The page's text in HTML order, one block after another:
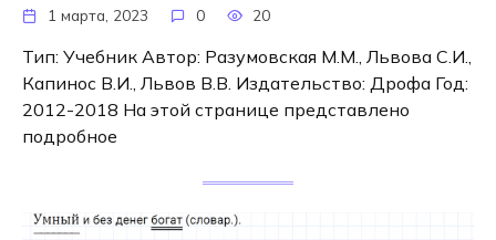
1 марта, 2023 0 20
Тип: Учебник Автор: Разумовская М.М., Львова С.И.,
Капинос В.И., Львов В.В. Издательство: Дрофа Год:
2012-2018 На этой странице представлено
подробное